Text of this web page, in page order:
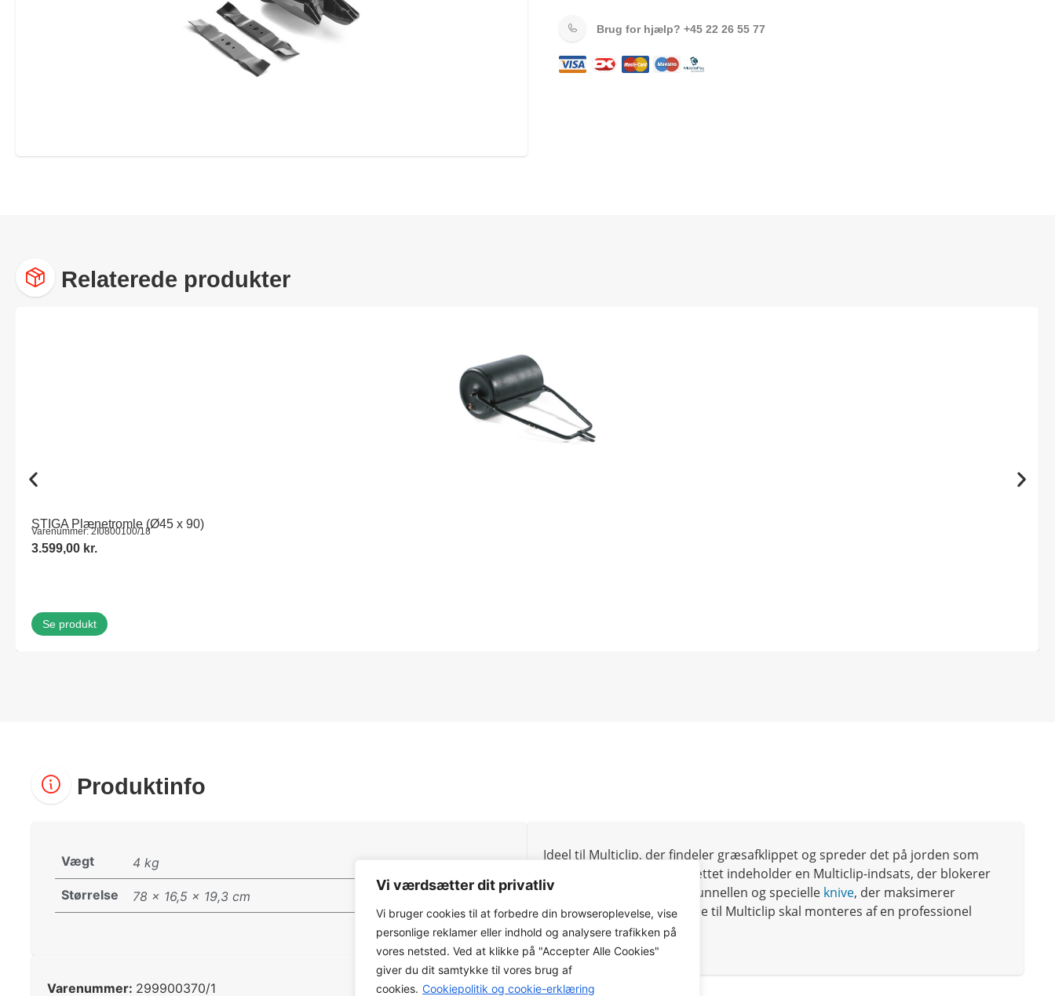
Vi værdsætter dit privatliv
Vi bruger cookies til at forbedre din browseroplevelse, vise
personlige reklamer eller indhold og analysere trafikken på
vores netsted. Ved at klikke på "Accepter Alle Cookies"
giver du dit samtykke til vores brug af
cookies. Cookiepolitik og cookie-erklæring
Brug for hjælp? +45 22 26 55 77
Relaterede produkter
STIGA Plænetromle (Ø45 x 90)
Varenummer: 2I0800100/18
3.599,00 kr.
Se produkt
Produktinfo
Vægt 4 kg
Størrelse 78 × 16,5 × 19,3 cm
Varenummer: 299900370/1
Ideel til Multiclip, der findeler græsafklippet og spreder det på jorden som
naturlig plænegødning. Sættet indeholder en Multiclip-indsats, der blokerer
indgangen til opsamlingstunnellen og specielle knive, der maksimerer
Multiclip-ydeevnen. Knivene til Multiclip skal monteres af en professionel
forhandler.